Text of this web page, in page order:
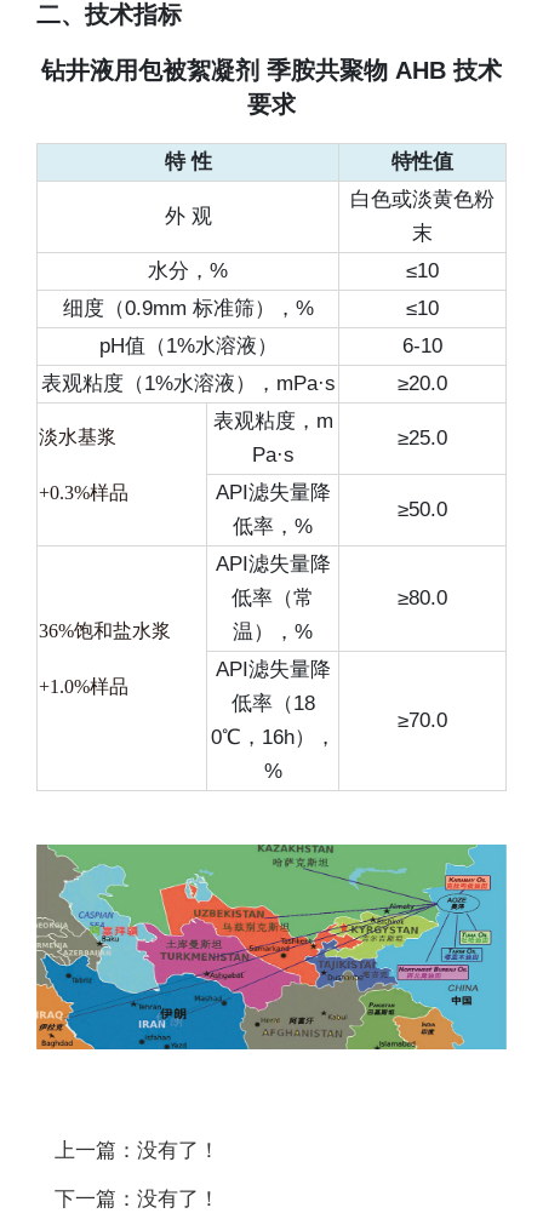
二、技术指标
钻井液用包被絮凝剂 季胺共聚物 AHB 技术
要求
特 性 特性值
外 观
白色或淡黄色粉
末
水分，%
≤10
细度（0.9mm 标准筛），%
≤10
pH值（1%水溶液）
6-10
表观粘度（1%水溶液），mPa·s
≥20.0
淡水基浆
+0.3%样品
表观粘度，m
Pa·s
≥25.0
API滤失量降
低率，%
≥50.0
36%饱和盐水浆
+1.0%样品
API滤失量降
低率（常
温），%
≥80.0
API滤失量降
低率（18
0℃，16h），
%
≥70.0
上一篇：没有了！
下一篇：没有了！